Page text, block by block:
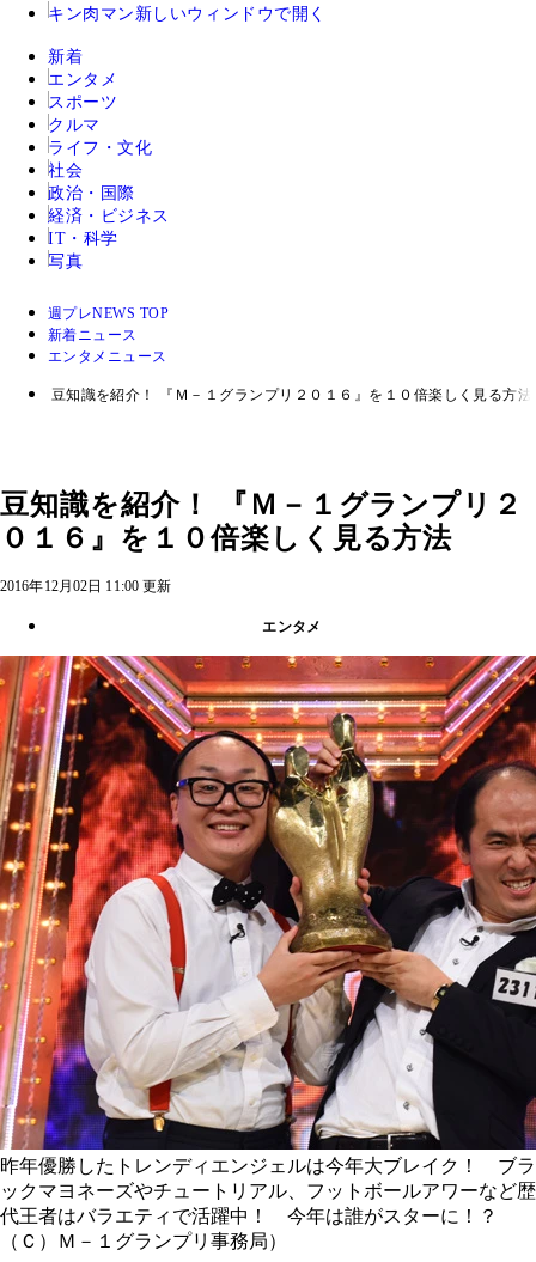
キン肉マン 新しいウィンドウで開く
新着
エンタメ
スポーツ
クルマ
ライフ・文化
社会
政治・国際
経済・ビジネス
IT・科学
写真
週プレNEWS TOP
新着ニュース
エンタメニュース
豆知識を紹介！ 『Ｍ－１グランプリ２０１６』を１０倍楽しく見る方法
豆知識を紹介！ 『Ｍ－１グランプリ２
０１６』を１０倍楽しく見る方法
2016年12月02日 11:00 更新
エンタメ
昨年優勝したトレンディエンジェルは今年大ブレイク！ ブラ
ックマヨネーズやチュートリアル、フットボールアワーなど歴
代王者はバラエティで活躍中！ 今年は誰がスターに！？
（Ｃ）Ｍ－１グランプリ事務局）